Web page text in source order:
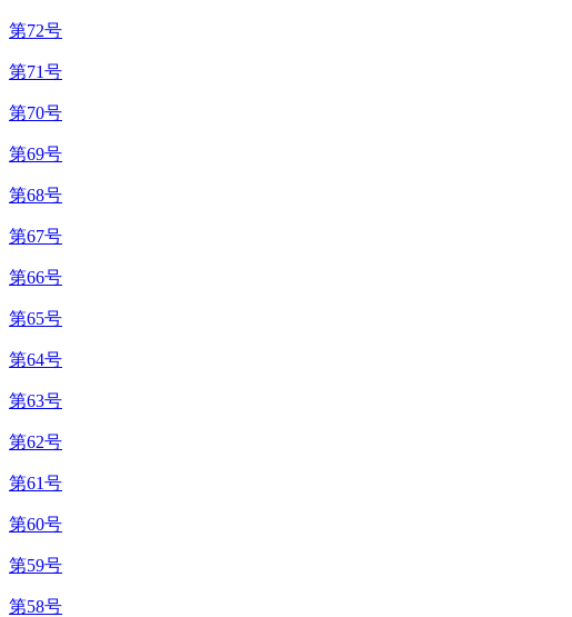
第72号
第71号
第70号
第69号
第68号
第67号
第66号
第65号
第64号
第63号
第62号
第61号
第60号
第59号
第58号